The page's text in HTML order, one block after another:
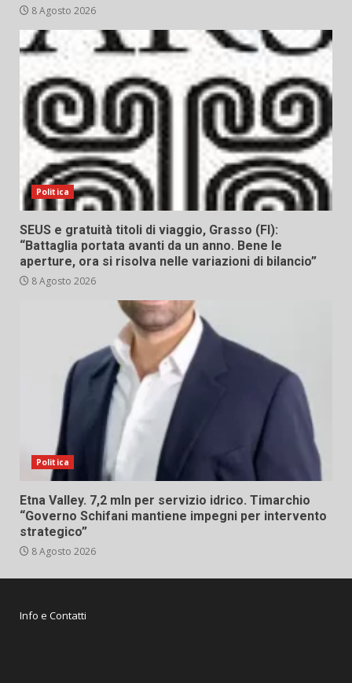
8 Agosto 2026
Politica
SEUS e gratuità titoli di viaggio, Grasso (FI):
“Battaglia portata avanti da un anno. Bene le
aperture, ora si risolva nelle variazioni di bilancio”
8 Agosto 2026
Politica
Etna Valley. 7,2 mln per servizio idrico. Timarchio
“Governo Schifani mantiene impegni per intervento
strategico”
8 Agosto 2026
Info e Contatti